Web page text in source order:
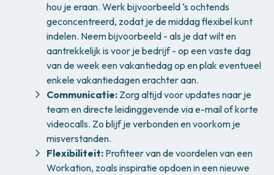
hou je eraan. Werk bijvoorbeeld ‘s ochtends
geconcentreerd, zodat je de middag flexibel kunt
indelen. Neem bijvoorbeeld - als je dat wilt en
aantrekkelijk is voor je bedrijf - op een vaste dag
van de week een vakantiedag op en plak eventueel
enkele vakantiedagen erachter aan.
Communicatie: Zorg altijd voor updates naar je
team en directe leidinggevende via e-mail of korte
videocalls. Zo blijf je verbonden en voorkom je
misverstanden.
Flexibiliteit: Profiteer van de voordelen van een
Workation, zoals inspiratie opdoen in een nieuwe